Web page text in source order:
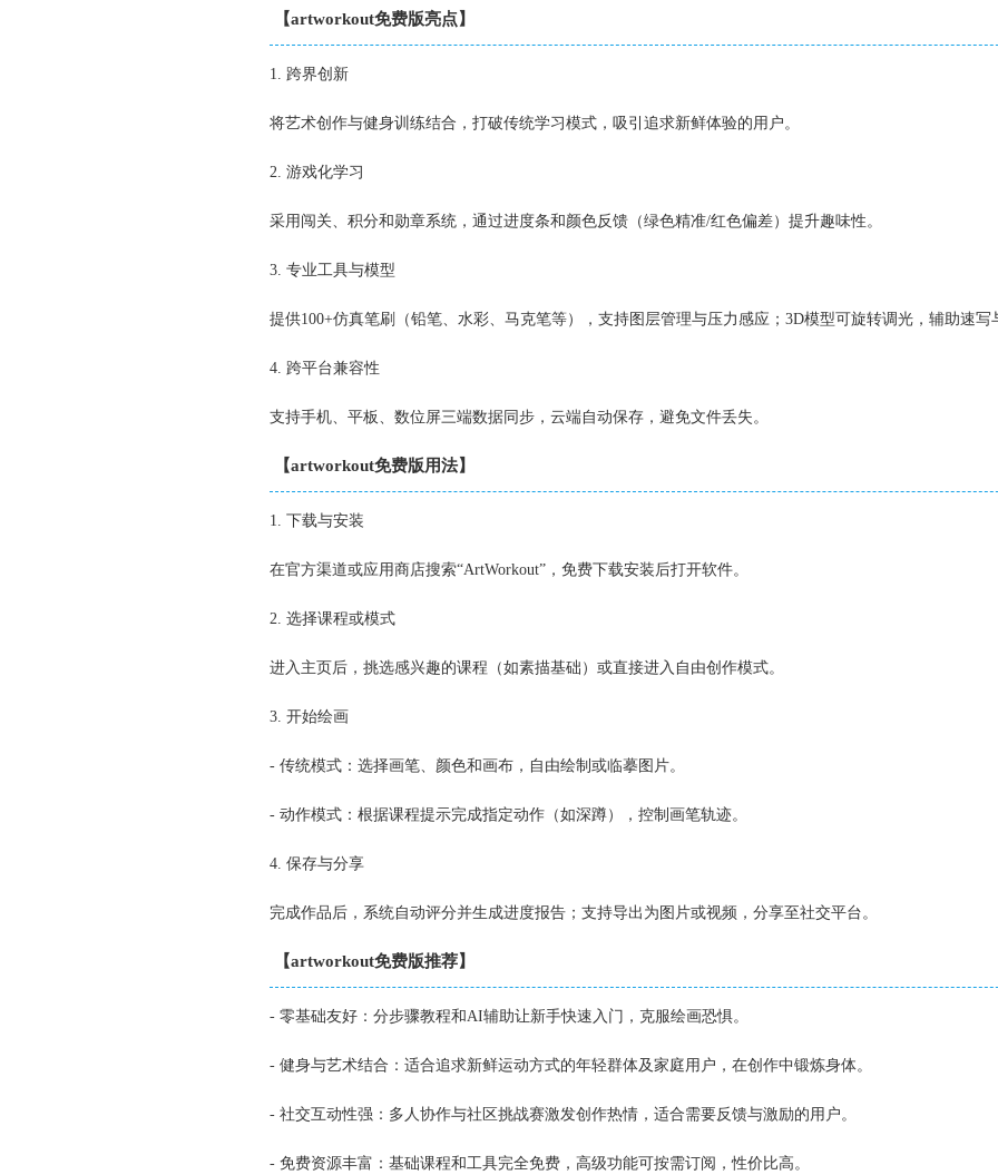
【artworkout免费版亮点】
1. 跨界创新
将艺术创作与健身训练结合，打破传统学习模式，吸引追求新鲜体验的用户。
2. 游戏化学习
采用闯关、积分和勋章系统，通过进度条和颜色反馈（绿色精准/红色偏差）提升趣味性。
3. 专业工具与模型
提供100+仿真笔刷（铅笔、水彩、马克笔等），支持图层管理与压力感应；3D模型可旋转调光，辅助速写
4. 跨平台兼容性
支持手机、平板、数位屏三端数据同步，云端自动保存，避免文件丢失。
【artworkout免费版用法】
1. 下载与安装
在官方渠道或应用商店搜索“ArtWorkout”，免费下载安装后打开软件。
2. 选择课程或模式
进入主页后，挑选感兴趣的课程（如素描基础）或直接进入自由创作模式。
3. 开始绘画
- 传统模式：选择画笔、颜色和画布，自由绘制或临摹图片。
- 动作模式：根据课程提示完成指定动作（如深蹲），控制画笔轨迹。
4. 保存与分享
完成作品后，系统自动评分并生成进度报告；支持导出为图片或视频，分享至社交平台。
【artworkout免费版推荐】
- 零基础友好：分步骤教程和AI辅助让新手快速入门，克服绘画恐惧。
- 健身与艺术结合：适合追求新鲜运动方式的年轻群体及家庭用户，在创作中锻炼身体。
- 社交互动性强：多人协作与社区挑战赛激发创作热情，适合需要反馈与激励的用户。
- 免费资源丰富：基础课程和工具完全免费，高级功能可按需订阅，性价比高。